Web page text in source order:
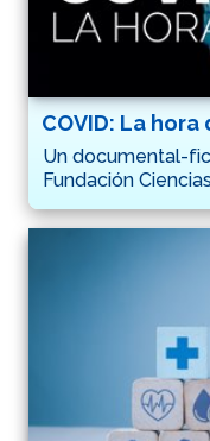
COVID: La
Un documental-
Fundación